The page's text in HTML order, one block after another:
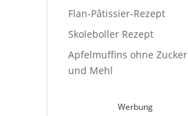
Flan-Pâtissier-Rezept
Skoleboller Rezept
Apfelmuffins ohne Zucker
und Mehl
Werbung